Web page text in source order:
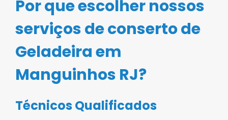
Por que escolher nossos
serviços de conserto de
Geladeira em
Manguinhos RJ?
Técnicos Qualificados